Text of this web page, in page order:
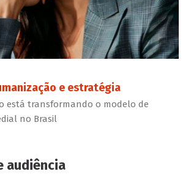
e estratégia
está transformando o modelo de
no Brasil
audiência